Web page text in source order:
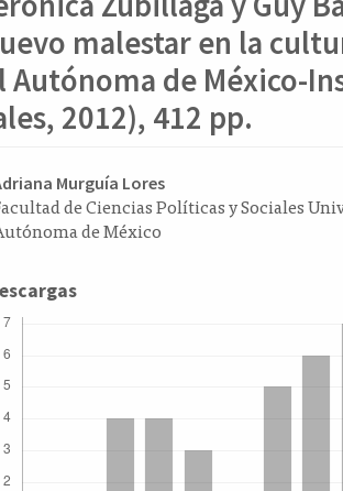
malestar en la
Autónoma de México-
2012), 412 pp.
Murguía Lores
de Ciencias Políticas y Sociales
de México